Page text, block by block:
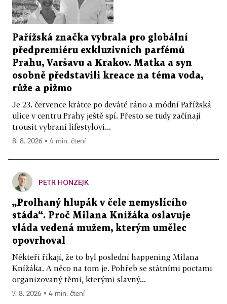
Pařížská značka vybrala pro globální
předpremiéru exkluzivních parfémů
Prahu, Varšavu a Krakov. Matka a syn
osobně představili kreace na téma voda,
růže a pižmo
Je 23. července krátce po deváté ráno a módní Pařížská
ulice v centru Prahy ještě spí. Přesto se tudy začínají
trousit vybraní lifestyloví...
8. 8. 2026 ▪ 4 min. čtení
PETR HONZEJK
„Prolhaný hlupák v čele nemyslícího
stáda“. Proč Milana Knížáka oslavuje
vláda vedená mužem, kterým umělec
opovrhoval
Někteří říkají, že to byl poslední happening Milana
Knížáka. A něco na tom je. Pohřeb se státními poctami
organizovaný těmi, kterými slavný...
7. 8. 2026 ▪ 4 min. čtení